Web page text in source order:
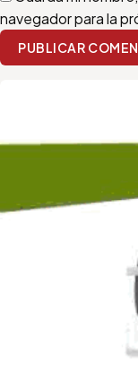
navegador para la
PUBLICAR